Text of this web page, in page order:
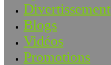
Divertissement
Blogs
Vidéos
Promotions